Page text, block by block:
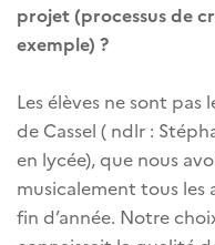
projet (processus de
exemple) ?
Les élèves ne sont pas
de Cassel ( ndlr :
en lycée), que nous
musicalement tous les
fin d’année. Notre